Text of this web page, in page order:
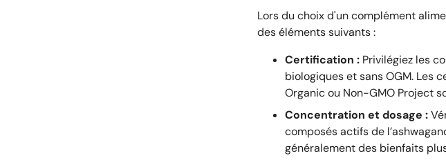
Lors du choix d'un complément
des éléments suivants :
Certification : Privilégiez les
biologiques et sans OGM. Les
Organic ou Non-GMO Project
Concentration et dosage :
composés actifs de
généralement des bienfaits